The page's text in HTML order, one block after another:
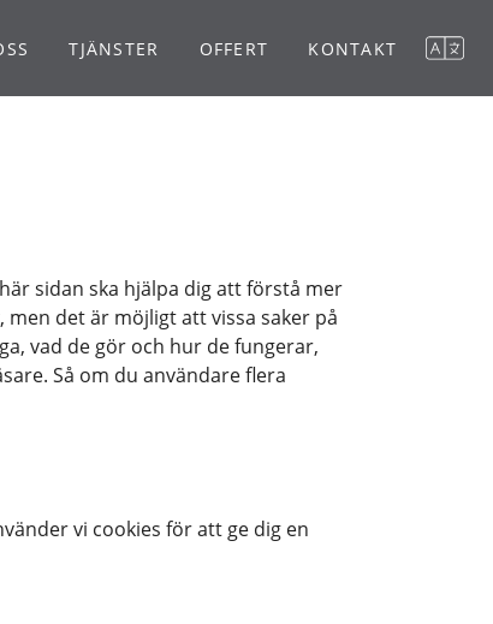
TJÄNSTER OFFERT KONTAKT
sidan ska hjälpa dig att förstå mer
det är möjligt att vissa saker på
vad de gör och hur de fungerar,
Så om du användare flera
vi cookies för att ge dig en